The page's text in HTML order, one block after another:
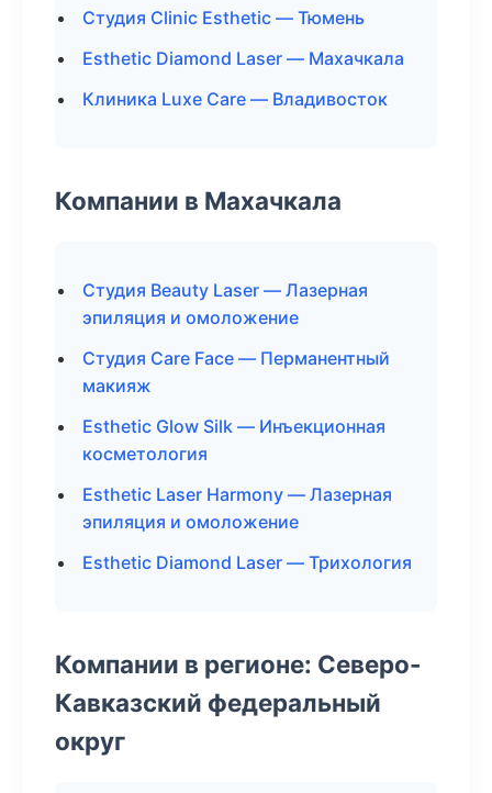
Студия Clinic Esthetic — Тюмень
Esthetic Diamond Laser — Махачкала
Клиника Luxe Care — Владивосток
Компании в Махачкала
Студия Beauty Laser — Лазерная
эпиляция и омоложение
Студия Care Face — Перманентный
макияж
Esthetic Glow Silk — Инъекционная
косметология
Esthetic Laser Harmony — Лазерная
эпиляция и омоложение
Esthetic Diamond Laser — Трихология
Компании в регионе: Северо-
Кавказский федеральный
округ